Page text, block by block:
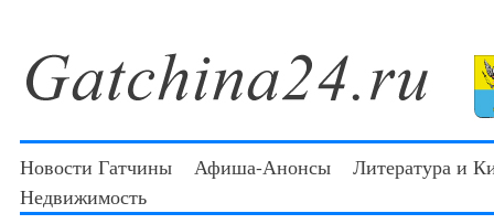
Новости Гатчины Афиша-Анонсы
Литература и
Недвижимость